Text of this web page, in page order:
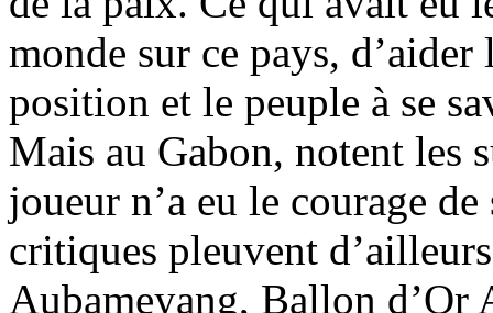
monde sur ce pays,
position et le peuple à se
Mais au Gabon, notent les
joueur n’a eu le courage
critiques pleuvent
Aubameyang, Ballon d’Or